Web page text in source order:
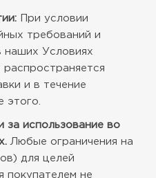
При условии
требований и
наших Условиях
и в течение
этого.
за использование во
Любые ограничения на
для целей
покупателем не